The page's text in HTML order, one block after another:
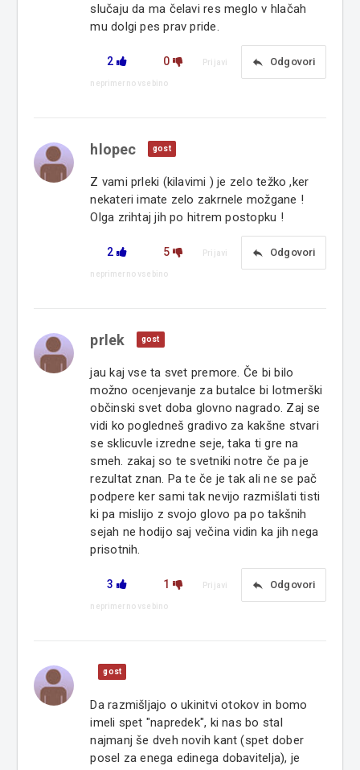
slučaju da ma čelavi res meglo v hlačah
mu dolgi pes prav pride.
2 0 reply Odgovori
Prijavi
neprimerno vsebino
hlopec gost
Z vami prleki (kilavimi ) je zelo težko ,ker
nekateri imate zelo zakrnele možgane !
Olga zrihtaj jih po hitrem postopku !
2 5 reply Odgovori
Prijavi
neprimerno vsebino
prlek gost
jau kaj vse ta svet premore. Če bi bilo
možno ocenjevanje za butalce bi lotmerški
občinski svet doba glovno nagrado. Zaj se
vidi ko pogledneš gradivo za kakšne stvari
se sklicuvle izredne seje, taka ti gre na
smeh. zakaj so te svetniki notre če pa je
rezultat znan. Pa te če je tak ali ne se pač
podpere ker sami tak nevijo razmišlati tisti
ki pa mislijo z svojo glovo pa po takšnih
sejah ne hodijo saj večina vidin ka jih nega
prisotnih.
3 1 reply Odgovori
Prijavi
neprimerno vsebino
gost
Da razmišljajo o ukinitvi otokov in bomo
imeli spet "napredek", ki nas bo stal
najmanj še dveh novih kant (spet dober
posel za enega edinega dobavitelja), je